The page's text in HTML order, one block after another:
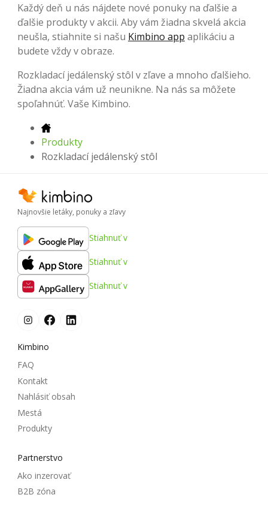
Každý deň u nás nájdete nové ponuky na ďalšie a
ďalšie produkty v akcii. Aby vám žiadna skvelá akcia
neušla, stiahnite si našu Kimbino app aplikáciu a
budete vždy v obraze.
Rozkladací jedálenský stôl v zľave a mnoho ďalšieho.
Žiadna akcia vám už neunikne. Na nás sa môžete
spoľahnúť. Vaše Kimbino.
Produkty
Rozkladací jedálenský stôl
Najnovšie letáky, ponuky a zľavy
Stiahnuť v
Stiahnuť v
Stiahnuť v
Kimbino
FAQ
Kontakt
Nahlásiť obsah
Mestá
Produkty
Partnerstvo
Ako inzerovať
B2B zóna